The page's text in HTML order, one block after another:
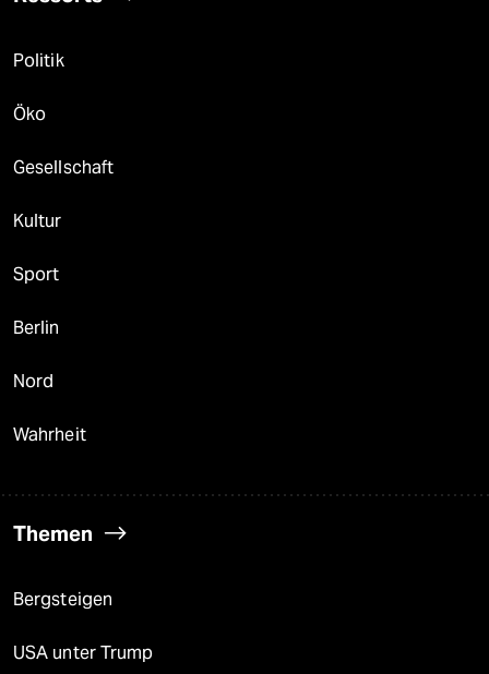
Politik
Öko
Gesellschaft
Kultur
Sport
Berlin
Nord
Wahrheit
Themen
Bergsteigen
USA unter Trump